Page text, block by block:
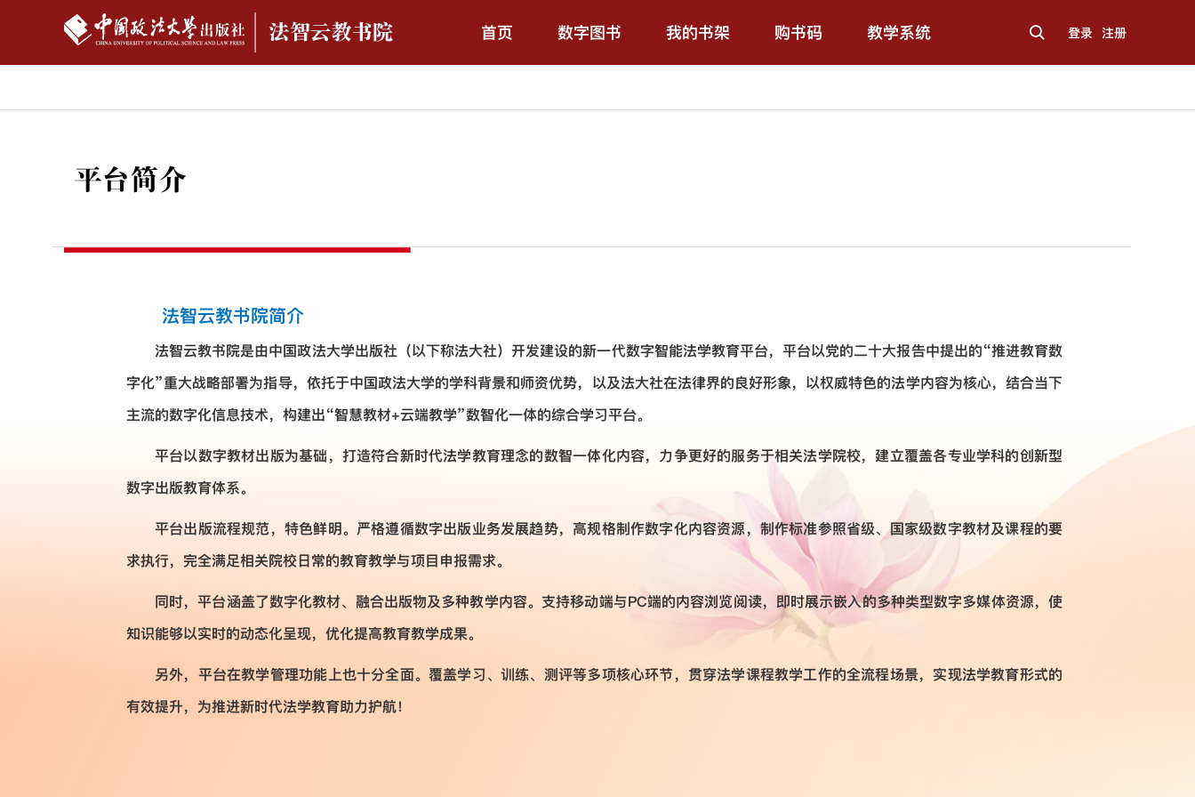
首页 数字图书 我的书架 购书码 教学系统 登录 注册
法智云教书院简介
法智云教书院是由中国政法大学出版社（以下称法大社）开发建设的新一代数字智能法学教育平台，平台以党的二十大报告中提出的“推进教育数
字化”重大战略部署为指导，依托于中国政法大学的学科背景和师资优势，以及法大社在法律界的良好形象，以权威特色的法学内容为核心，结合当下
主流的数字化信息技术，构建出“智慧教材+云端教学”数智化一体的综合学习平台。
平台以数字教材出版为基础，打造符合新时代法学教育理念的数智一体化内容，力争更好的服务于相关法学院校，建立覆盖各专业学科的创新型
数字出版教育体系。
平台出版流程规范，特色鲜明。严格遵循数字出版业务发展趋势，高规格制作数字化内容资源，制作标准参照省级、国家级数字教材及课程的要
求执行，完全满足相关院校日常的教育教学与项目申报需求。
同时，平台涵盖了数字化教材、融合出版物及多种教学内容。支持移动端与PC端的内容浏览阅读，即时展示嵌入的多种类型数字多媒体资源，使
知识能够以实时的动态化呈现，优化提高教育教学成果。
另外，平台在教学管理功能上也十分全面。覆盖学习、训练、测评等多项核心环节，贯穿法学课程教学工作的全流程场景，实现法学教育形式的
有效提升，为推进新时代法学教育助力护航！